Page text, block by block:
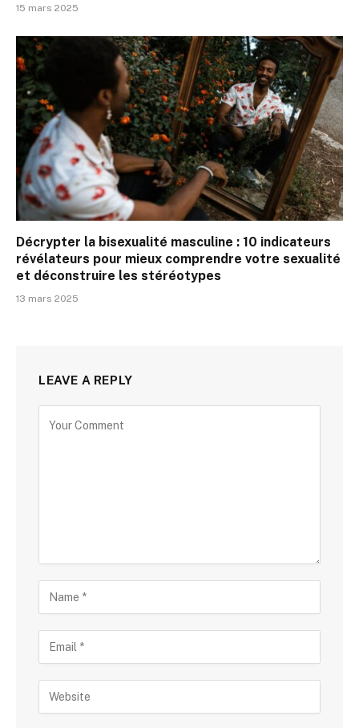
15 mars 2025
Décrypter la bisexualité masculine : 10 indicateurs
révélateurs pour mieux comprendre votre sexualité
et déconstruire les stéréotypes
13 mars 2025
LEAVE A REPLY